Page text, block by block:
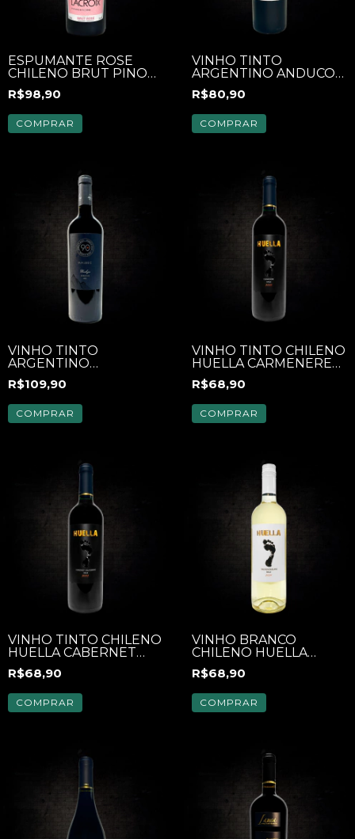
ESPUMANTE ROSÉ
CHILENO BRUT PINOT
NOIR "BARON
LACROIX" 750ML
R$98,90
COMPRAR
VINHO TINTO
ARGENTINO ANDUCO
MALBEC 750ML
R$80,90
COMPRAR
VINHO TINTO
ARGENTINO
ANDELUNA NINETY
PLUS '90+' MALBEC
750ML
R$109,90
COMPRAR
VINHO TINTO CHILENO
HUELLA CARMENERE
750ML
R$68,90
COMPRAR
VINHO TINTO CHILENO
HUELLA CABERNET
SAUVIGNON 750ML
R$68,90
COMPRAR
VINHO BRANCO
CHILENO HUELLA
SAUVIGNON BLANC
750ML
R$68,90
COMPRAR